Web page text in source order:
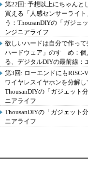
第22回: 予想以上にちゃんと
買える「人感センサーライ
う：ThousanDIYの「ガジェ
ンジニアライフ
欲しいハードは自分で作っ
ハードウェア」のすゝめ：
る、デジタルDIYの最前線：
第3回: ローエンドにもRISC-
ワイヤレスイヤホンを分解し
ThousanDIYの「ガジェット
ニアライフ
ThousanDIYの「ガジェット
ニアライフ